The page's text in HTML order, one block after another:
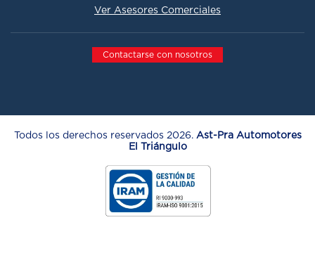
Ver Asesores Comerciales
Contactarse con nosotros
Todos los derechos reservados 2026. Ast-Pra Automotores
El Triángulo